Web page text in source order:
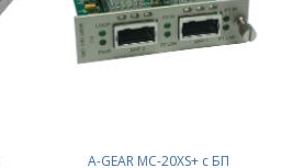
A-GEAR MC-20XS+ с БП